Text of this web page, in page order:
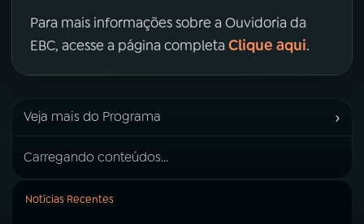
Para mais informações sobre a Ouvidoria da
EBC, acesse a página completa Clique aqui.
Veja mais do Programa ›
Carregando conteúdos...
Notícias Recentes